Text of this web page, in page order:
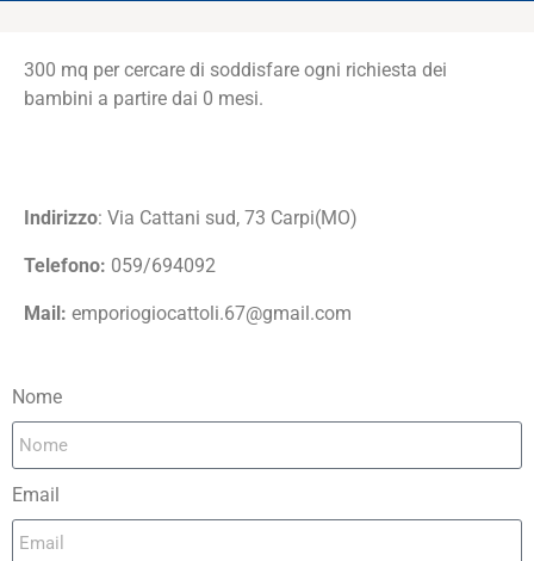
300 mq per cercare di soddisfare ogni richiesta dei
bambini a partire dai 0 mesi.
Indirizzo: Via Cattani sud, 73 Carpi(MO)
Telefono: 059/694092
Mail: emporiogiocattoli.67@gmail.com
Nome
Email